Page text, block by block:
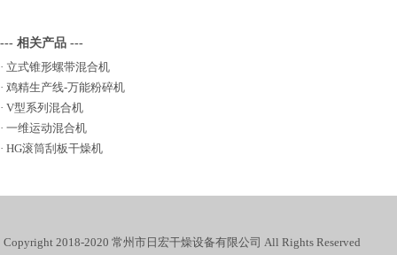
--- 相关产品 ---
· 立式锥形螺带混合机
· 鸡精生产线-万能粉碎机
· V型系列混合机
· 一维运动混合机
· HG滚筒刮板干燥机
Copyright 2018-2020 常州市日宏干燥设备有限公司 All Rights Reserved